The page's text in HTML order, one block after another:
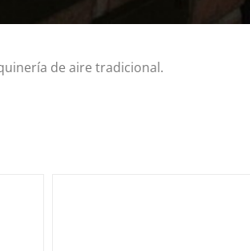
de aire tradicional.